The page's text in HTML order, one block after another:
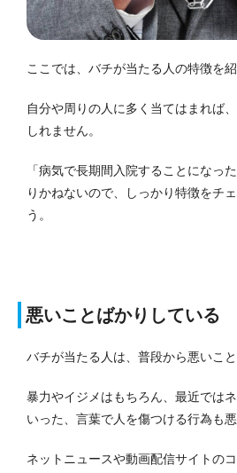
ここでは、バチが当たる人の特徴を紹
自分や周りの人に多く当てはまれば
しれません。
「病気で長期間入院することになっ
りかねないので、しっかり特徴をチ
う。
悪いことばかりしている
バチが当たる人は、普段から悪いこ
暴力やイジメはもちろん、最近では
いった、言葉で人を傷つける行為も
ネットニュースや動画配信サイトの